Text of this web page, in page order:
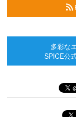
多彩な
SPICE公